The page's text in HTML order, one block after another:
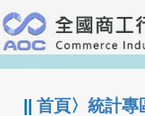
跳
到
主
要
:::
||首頁〉統計專